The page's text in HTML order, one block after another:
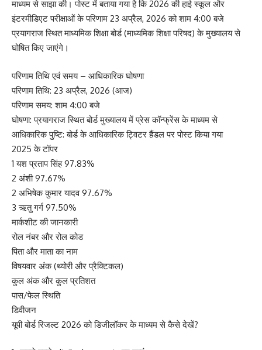
माध्यम से साझा की। पोस्ट में बताया गया है कि 2026 की हाई स्कूल और
इंटरमीडिएट परीक्षाओं के परिणाम 23 अप्रैल, 2026 को शाम 4:00 बजे
प्रयागराज स्थित माध्यमिक शिक्षा बोर्ड (माध्यमिक शिक्षा परिषद) के मुख्यालय से
घोषित किए जाएंगे।
परिणाम तिथि एवं समय – आधिकारिक घोषणा
परिणाम तिथि: 23 अप्रैल, 2026 (आज)
परिणाम समय: शाम 4:00 बजे
घोषणा: प्रयागराज स्थित बोर्ड मुख्यालय में प्रेस कॉन्फ्रेंस के माध्यम से
आधिकारिक पुष्टि: बोर्ड के आधिकारिक ट्विटर हैंडल पर पोस्ट किया गया
2025 के टॉपर
1 यश प्रताप सिंह 97.83%
2 अंशी 97.67%
2 अभिषेक कुमार यादव 97.67%
3 ऋतु गर्ग 97.50%
मार्कशीट की जानकारी
रोल नंबर और रोल कोड
पिता और माता का नाम
विषयवार अंक (थ्योरी और प्रैक्टिकल)
कुल अंक और कुल प्रतिशत
पास/फेल स्थिति
डिवीजन
यूपी बोर्ड रिजल्ट 2026 को डिजीलॉकर के माध्यम से कैसे देखें?